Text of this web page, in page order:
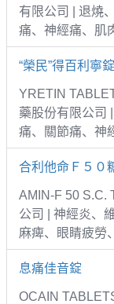
有限公司 | 退燒
痛、神經痛、肌
“榮民”得百利寧
YRETIN
藥股份有限公司
痛、關節痛、神
合利他命Ｆ５０
AMIN-F 50 S.C.
公司 | 神經炎、
麻痺、眼睛疲勞、
息痛佳音錠
OCAIN